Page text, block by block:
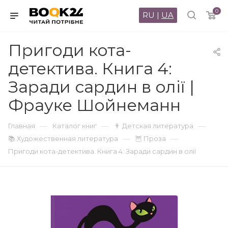
0
RU | UA
Пригоди кота-
детектива. Книга 4:
Заради сардин в олії |
Фрауке Шойнеманн
Главная — Каталог книг — 👨 Детская литература —
📚 Художественная литература — 🦉 Проза —
Пригоди кота-детектива. Книга 4: Заради сардин в олії